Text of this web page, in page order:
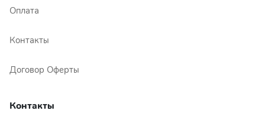
Оплата
Контакты
Договор Оферты
Контакты